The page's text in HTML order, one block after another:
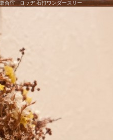
合宿 ロッヂ 石打ワンダースリー